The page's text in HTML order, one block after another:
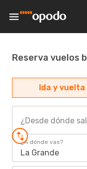
Reserva vuelos
Ida y vuelta
¿Desde dónde
¿A dónde vas?
La Grande